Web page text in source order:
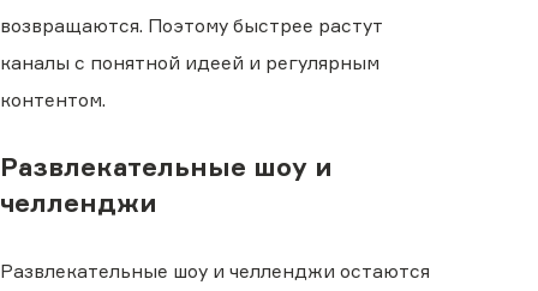
возвращаются. Поэтому быстрее растут
каналы с понятной идеей и регулярным
контентом.
Развлекательные шоу и
челленджи
Развлекательные шоу и челленджи остаются